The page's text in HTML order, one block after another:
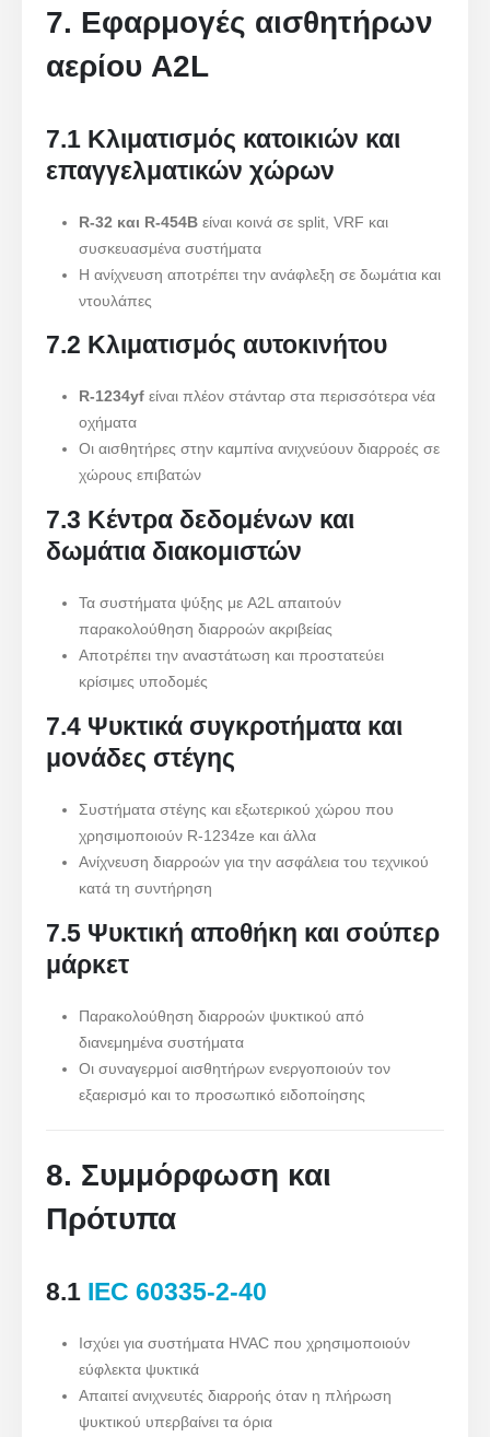
7. Εφαρμογές αισθητήρων
αερίου A2L
7.1 Κλιματισμός κατοικιών και
επαγγελματικών χώρων
R-32 και R-454Bείναι κοινά σε split, VRF και
συσκευασμένα συστήματα
Η ανίχνευση αποτρέπει την ανάφλεξη σε δωμάτια και
ντουλάπες
7.2 Κλιματισμός αυτοκινήτου
R-1234yfείναι πλέον στάνταρ στα περισσότερα νέα
οχήματα
Οι αισθητήρες στην καμπίνα ανιχνεύουν διαρροές σε
χώρους επιβατών
7.3 Κέντρα δεδομένων και
δωμάτια διακομιστών
Τα συστήματα ψύξης με A2L απαιτούν
παρακολούθηση διαρροών ακριβείας
Αποτρέπει την αναστάτωση και προστατεύει
κρίσιμες υποδομές
7.4 Ψυκτικά συγκροτήματα και
μονάδες στέγης
Συστήματα στέγης και εξωτερικού χώρου που
χρησιμοποιούν R-1234ze και άλλα
Ανίχνευση διαρροών για την ασφάλεια του τεχνικού
κατά τη συντήρηση
7.5 Ψυκτική αποθήκη και σούπερ
μάρκετ
Παρακολούθηση διαρροών ψυκτικού από
διανεμημένα συστήματα
Οι συναγερμοί αισθητήρων ενεργοποιούν τον
εξαερισμό και το προσωπικό ειδοποίησης
8. Συμμόρφωση και
Πρότυπα
8.1 IEC 60335-2-40
Ισχύει για συστήματα HVAC που χρησιμοποιούν
εύφλεκτα ψυκτικά
Απαιτεί ανιχνευτές διαρροής όταν η πλήρωση
ψυκτικού υπερβαίνει τα όρια